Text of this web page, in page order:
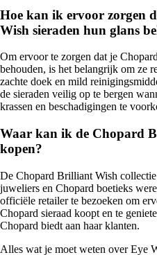
Hoe kan ik ervoor zorgen
Wish sieraden hun glans
Om ervoor te zorgen dat je
behouden, is het belangrijk om ze
zachte doek en mild
de sieraden veilig op te bergen
krassen en beschadigingen te
Waar kan ik de Chopard
kopen?
De Chopard Brilliant Wish
juweliers en Chopard boetieks
officiële retailer te bezoeken om
Chopard sieraad koopt en te
Chopard biedt aan haar klanten.
Alles wat je moet weten over Eye